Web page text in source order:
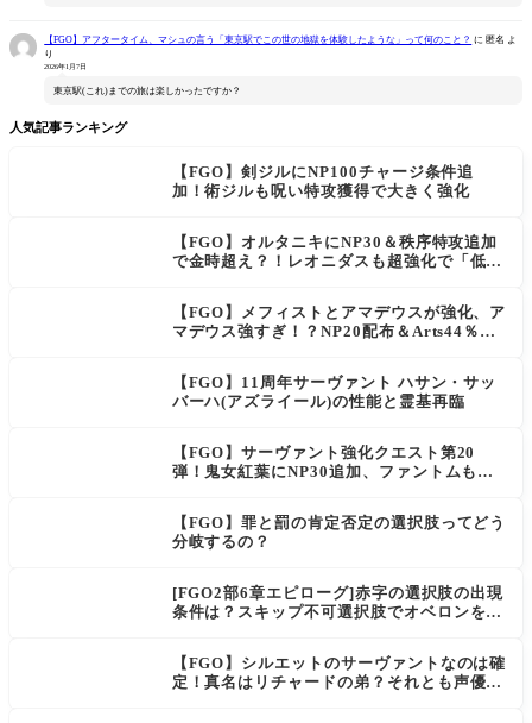
【FGO】アフタータイム、マシュの言う「東京駅でこの世の地獄を体験したような」って何のこと？ に 匿名 よ
り
2026年1月7日
東京駅(これ)までの旅は楽しかったですか？
人気記事ランキング
【FGO】剣ジルにNP100チャージ条件追
加！術ジルも呪い特攻獲得で大きく強化
【FGO】オルタニキにNP30＆秩序特攻追加
で金時超え？！レオニダスも超強化で「低レ
【FGO】メフィストとアマデウスが強化、ア
マデウス強すぎ！？NP20配布＆Arts44％強
【FGO】11周年サーヴァント ハサン・サッ
バーハ(アズライール)の性能と霊基再臨
【FGO】サーヴァント強化クエスト第20
弾！鬼女紅葉にNP30追加、ファントムも大
【FGO】罪と罰の肯定否定の選択肢ってどう
分岐するの？
[FGO2部6章エピローグ]赤字の選択肢の出現
条件は？スキップ不可選択肢でオベロンを疑
上がり出てくる
【FGO】シルエットのサーヴァントなのは確
定！真名はリチャードの弟？それとも声優さ